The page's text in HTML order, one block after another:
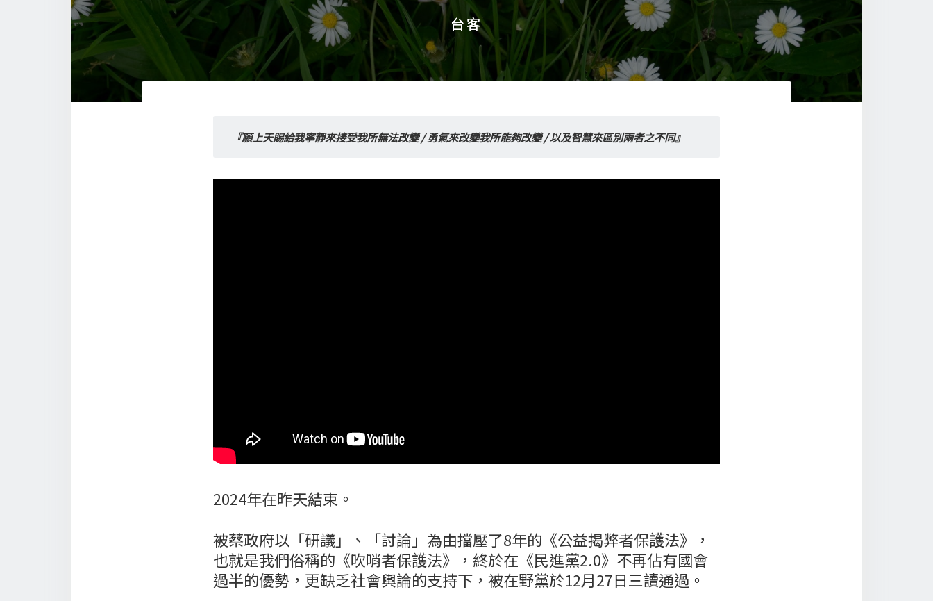
台客
台客
『願上天賜給我寧靜來接受我所無法改變 / 勇氣來改變我所能夠改變 / 以及智慧來區別兩者之不同』
2024年在昨天結束。
被蔡政府以「研議」、「討論」為由擋壓了8年的《公益揭弊者保護法》，
也就是我們俗稱的《吹哨者保護法》，終於在《民進黨2.0》不再佔有國會
過半的優勢，更缺乏社會輿論的支持下，被在野黨於12月27日三讀通過。